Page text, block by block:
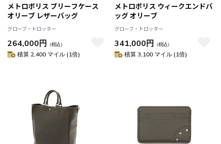
メトロポリス ブリーフケース
オリーブ レザーバッグ
グローブ・トロッター
264,000円 （税込）
積算 2,400 マイル (1倍)
メトロポリス ウィークエンドバ
ッグ オリーブ
グローブ・トロッター
341,000円 （税込）
積算 3,100 マイル (1倍)